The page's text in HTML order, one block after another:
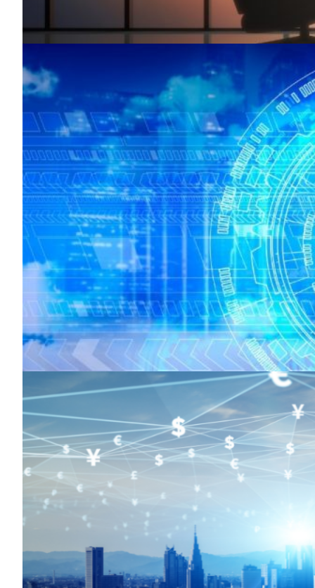
«El Chief Performance Officer (CPO) lidera el
Rendimiento tecnológico en la
“Migrar a la nube se ha convertido en una estrategia